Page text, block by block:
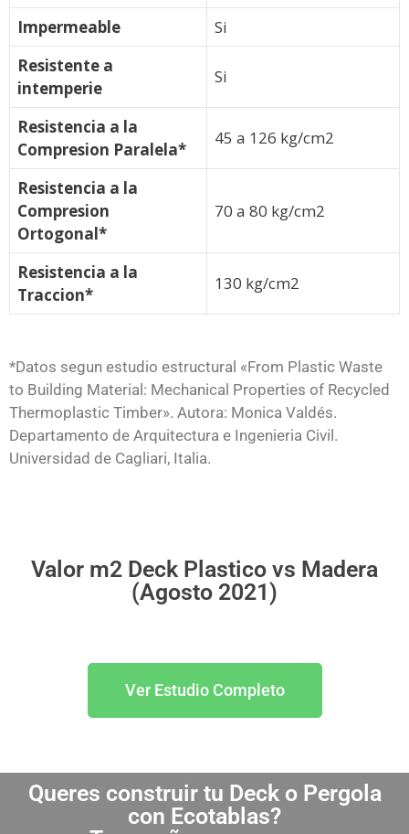
Impermeable
Si
Resistente a
intemperie
Si
Resistencia a la
Compresion Paralela*
45 a 126 kg/cm2
Resistencia a la
Compresion
Ortogonal*
70 a 80 kg/cm2
Resistencia a la
Traccion*
130 kg/cm2
*Datos segun estudio estructural «From Plastic Waste
to Building Material: Mechanical Properties of Recycled
Thermoplastic Timber». Autora: Monica Valdés.
Departamento de Arquitectura e Ingenieria Civil.
Universidad de Cagliari, Italia.
Valor m2 Deck Plastico vs Madera
(Agosto 2021)
Ver Estudio Completo
Queres construir tu Deck o Pergola
con Ecotablas?